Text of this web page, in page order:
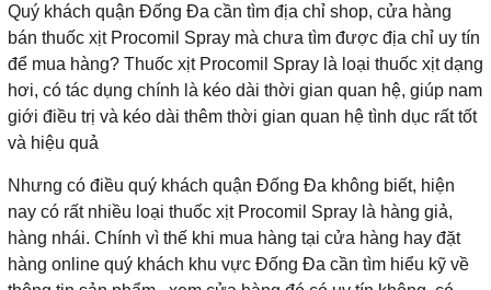
Quý khách quận Đống Đa cần tìm địa chỉ shop, cửa hàng
bán thuốc xịt Procomil Spray mà chưa tìm được địa chỉ uy tín
để mua hàng? Thuốc xịt Procomil Spray là loại thuốc xịt dạng
hơi, có tác dụng chính là kéo dài thời gian quan hệ, giúp nam
giới điều trị và kéo dài thêm thời gian quan hệ tình dục rất tốt
và hiệu quả
Nhưng có điều quý khách quận Đống Đa không biết, hiện
nay có rất nhiều loại thuốc xịt Procomil Spray là hàng giả,
hàng nhái. Chính vì thế khi mua hàng tại cửa hàng hay đặt
hàng online quý khách khu vực Đống Đa cần tìm hiểu kỹ về